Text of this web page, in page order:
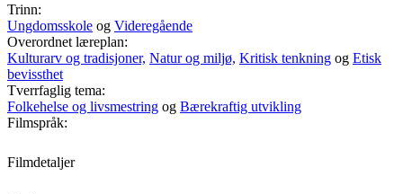
Trinn:
Ungdomsskole og Videregående
Overordnet læreplan:
Kulturarv og tradisjoner, Natur og miljø, Kritisk tenkning og Etisk
bevissthet
Tverrfaglig tema:
Folkehelse og livsmestring og Bærekraftig utvikling
Filmspråk:
Filmdetaljer